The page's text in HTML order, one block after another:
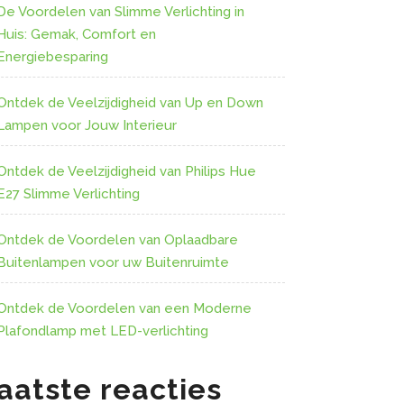
Voordelen van Slimme Verlichting in
Gemak, Comfort en
de Veelzijdigheid van Up en Down
voor Jouw Interieur
de Veelzijdigheid van Philips Hue
Slimme Verlichting
de Voordelen van Oplaadbare
voor uw Buitenruimte
de Voordelen van een Moderne
met LED-verlichting
reacties